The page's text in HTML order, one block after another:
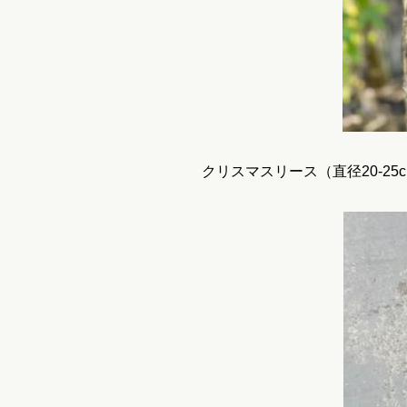
クリスマスリース（直径20-